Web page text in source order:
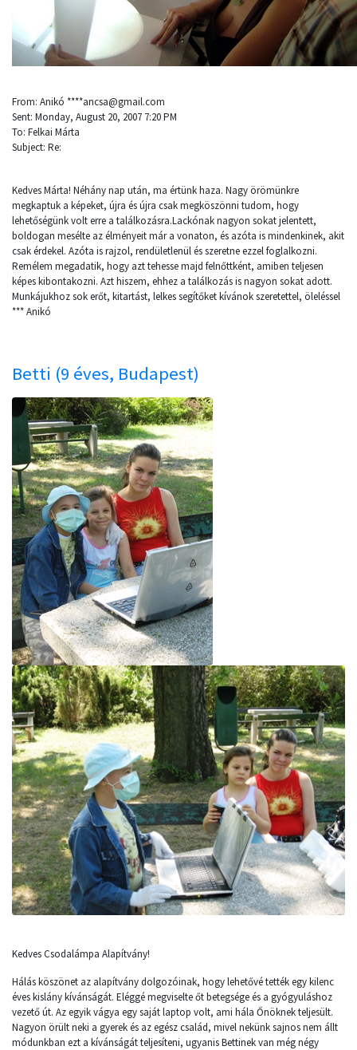
From: Anikó ****ancsa@gmail.com
Sent: Monday, August 20, 2007 7:20 PM
To: Felkai Márta
Subject: Re:
Kedves Márta! Néhány nap után, ma értünk haza. Nagy örömünkre
megkaptuk a képeket, újra és újra csak megköszönni tudom, hogy
lehetőségünk volt erre a találkozásra.Lackónak nagyon sokat jelentett,
boldogan mesélte az élményeit már a vonaton, és azóta is mindenkinek, akit
csak érdekel. Azóta is rajzol, rendületlenül és szeretne ezzel foglalkozni.
Remélem megadatik, hogy azt tehesse majd felnőttként, amiben teljesen
képes kibontakozni. Azt hiszem, ehhez a találkozás is nagyon sokat adott.
Munkájukhoz sok erőt, kitartást, lelkes segítőket kívánok szeretettel, öleléssel
*** Anikó
Betti (9 éves, Budapest)
Kedves Csodalámpa Alapítvány!
Hálás köszönet az alapítvány dolgozóinak, hogy lehetővé tették egy kilenc
éves kislány kívánságát. Eléggé megviselte őt betegsége és a gyógyuláshoz
vezető út. Az egyik vágya egy saját laptop volt, ami hála Őnöknek teljesült.
Nagyon örült neki a gyerek és az egész család, mivel nekünk sajnos nem állt
módunkban ezt a kívánságát teljesíteni, ugyanis Bettinek van még négy